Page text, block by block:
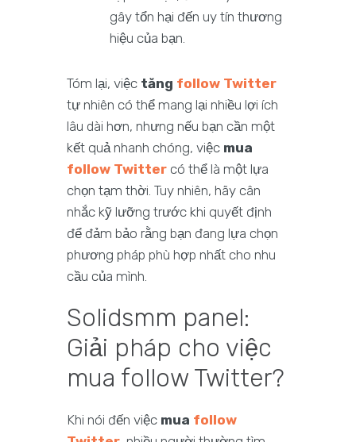
gây tổn hại đến uy tín thương
hiệu của bạn.
Tóm lại, việc tăng follow Twitter
tự nhiên có thể mang lại nhiều lợi ích
lâu dài hơn, nhưng nếu bạn cần một
kết quả nhanh chóng, việc mua
follow Twitter có thể là một lựa
chọn tạm thời. Tuy nhiên, hãy cân
nhắc kỹ lưỡng trước khi quyết định
để đảm bảo rằng bạn đang lựa chọn
phương pháp phù hợp nhất cho nhu
cầu của mình.
Solidsmm panel:
Giải pháp cho việc
mua follow Twitter?
Khi nói đến việc mua follow